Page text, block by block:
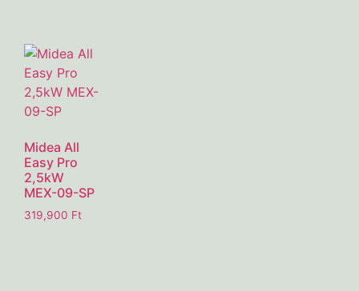
Midea All
Easy Pro
2,5kW
MEX-09-SP
319,900 Ft